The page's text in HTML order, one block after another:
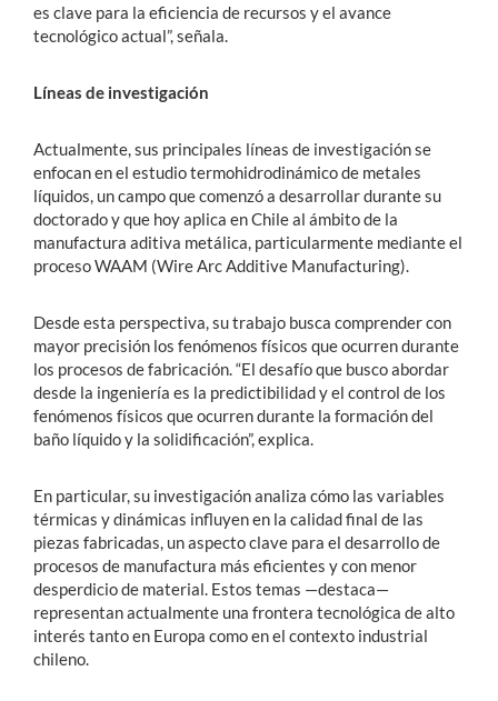
es clave para la eficiencia de recursos y el avance
tecnológico actual”, señala.
Líneas de investigación
Actualmente, sus principales líneas de investigación se
enfocan en el estudio termohidrodinámico de metales
líquidos, un campo que comenzó a desarrollar durante su
doctorado y que hoy aplica en Chile al ámbito de la
manufactura aditiva metálica, particularmente mediante el
proceso WAAM (Wire Arc Additive Manufacturing).
Desde esta perspectiva, su trabajo busca comprender con
mayor precisión los fenómenos físicos que ocurren durante
los procesos de fabricación. “El desafío que busco abordar
desde la ingeniería es la predictibilidad y el control de los
fenómenos físicos que ocurren durante la formación del
baño líquido y la solidificación”, explica.
En particular, su investigación analiza cómo las variables
térmicas y dinámicas influyen en la calidad final de las
piezas fabricadas, un aspecto clave para el desarrollo de
procesos de manufactura más eficientes y con menor
desperdicio de material. Estos temas —destaca—
representan actualmente una frontera tecnológica de alto
interés tanto en Europa como en el contexto industrial
chileno.